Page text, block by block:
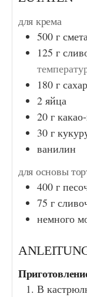
для крема
500 г
125 г
180 г
2 яйца
20 г
30 г
ванилин
для основы
400 г
75 г
немного
В